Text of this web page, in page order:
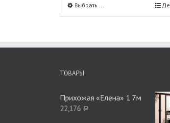
Выбрать ...
ТОВАРЫ
Прихожая «Елена» 1.7м
22,176 Р